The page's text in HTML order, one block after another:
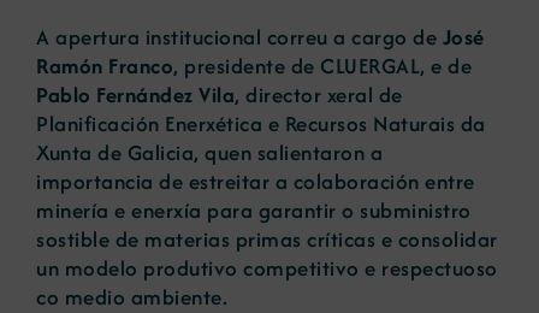
A apertura institucional correu a cargo de José
Ramón Franco, presidente de CLUERGAL, e de
Pablo Fernández Vila, director xeral de
Planificación Enerxética e Recursos Naturais da
Xunta de Galicia, quen salientaron a
importancia de estreitar a colaboración entre
minería e enerxía para garantir o subministro
sostible de materias primas críticas e consolidar
un modelo produtivo competitivo e respectuoso
co medio ambiente.